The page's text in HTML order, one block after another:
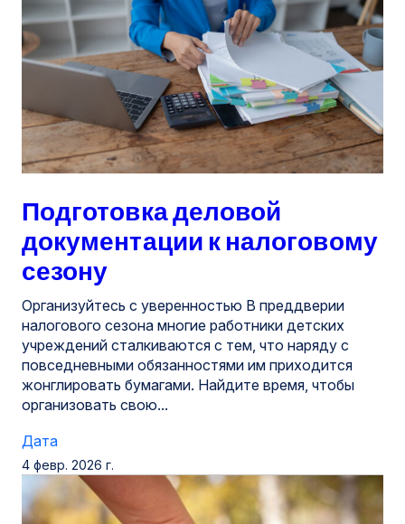
Подготовка деловой
документации к налоговому
сезону
Организуйтесь с уверенностью В преддверии
налогового сезона многие работники детских
учреждений сталкиваются с тем, что наряду с
повседневными обязанностями им приходится
жонглировать бумагами. Найдите время, чтобы
организовать свою...
Дата
4 февр. 2026 г.